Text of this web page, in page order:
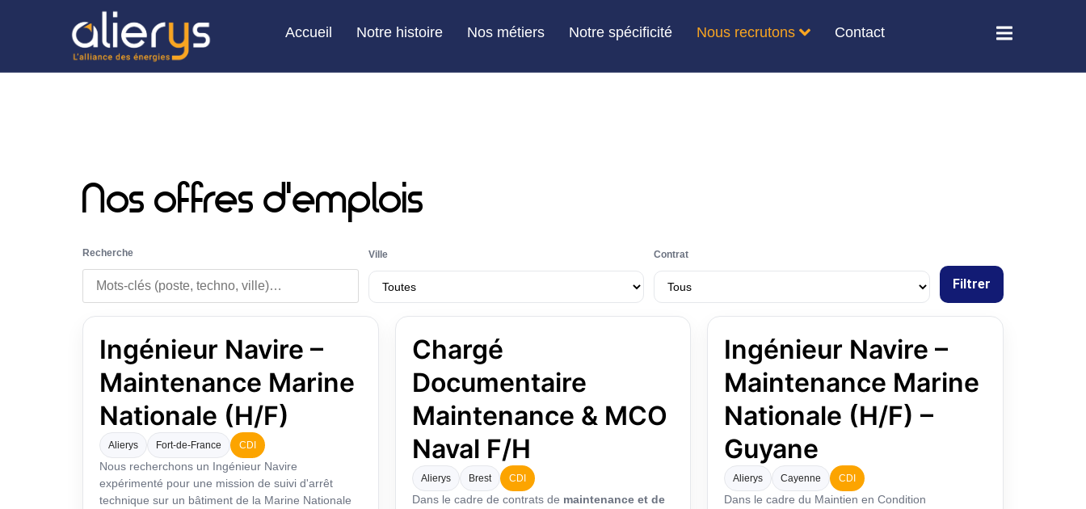
Accueil Notre histoire Nos métiers Notre spécificité Nous recrutons Contact
Aucune offre ne correspond à votre recherche.
Nos offres d'emplois
Recherche Ville Contrat
Filtrer
Ingénieur Navire –
Maintenance Marine
Nationale (H/F)
Alierys Fort-de-France CDI
Nous recherchons un Ingénieur Navire
expérimenté pour une mission de suivi d'arrêt
technique sur un bâtiment de la Marine Nationale
Chargé
Documentaire
Maintenance & MCO
Naval F/H
Alierys Brest CDI
Dans le cadre de contrats de maintenance et de
Ingénieur Navire –
Maintenance Marine
Nationale (H/F) –
Guyane
Alierys Cayenne CDI
Dans le cadre du Maintien en Condition